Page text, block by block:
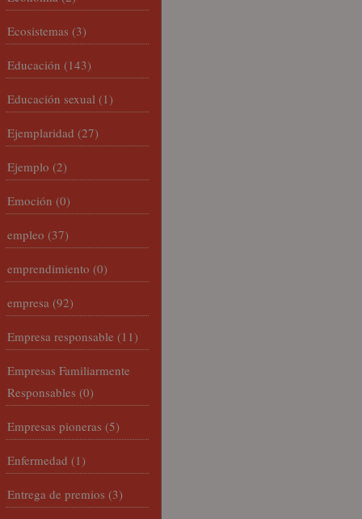
Ecosistemas (3)
Educación (143)
Educación sexual (1)
Ejemplaridad (27)
Ejemplo (2)
Emoción (0)
empleo (37)
emprendimiento (0)
empresa (92)
Empresa responsable (11)
Empresas Familiarmente
Responsables (0)
Empresas pioneras (5)
Enfermedad (1)
Entrega de premios (3)